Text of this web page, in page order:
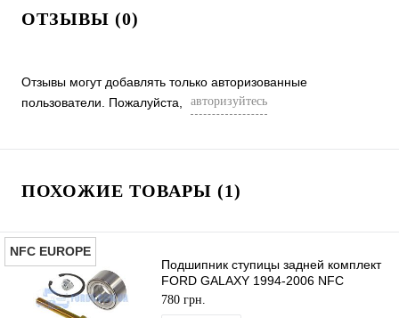
ОТЗЫВЫ (0)
Отзывы могут добавлять только авторизованные
пользователи. Пожалуйста,
авторизуйтесь
ПОХОЖИЕ ТОВАРЫ (1)
NFC EUROPE
Подшипник ступицы задней комплект
FORD GALAXY 1994-2006 NFC
EUROPE
780 грн.